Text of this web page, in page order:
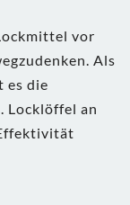
vor
Als
es die
Locklöffel an